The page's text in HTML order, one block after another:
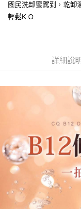
(FedEx)海外配送
國民洗卸蜜駕到，乾卸
輕鬆K.O.
詳細說